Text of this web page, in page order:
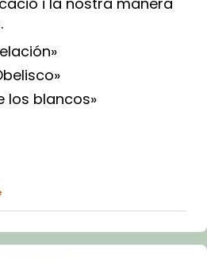
los blancos»
Barcelona